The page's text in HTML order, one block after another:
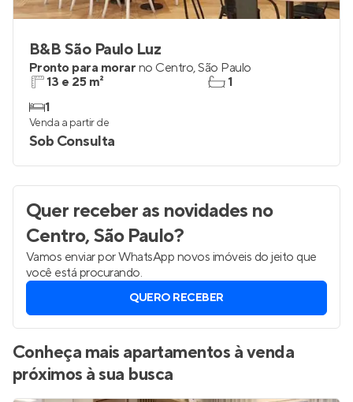
B&B São Paulo Luz
Pronto para morar no Centro,São Paulo
13 e 25 m²
1
1
Venda a partir de
Sob Consulta
Quer receber as novidades no
Centro, São Paulo?
Vamos enviar por WhatsApp novos imóveis do jeito que
você está procurando.
QUERO RECEBER
Conheça mais apartamentos à venda
próximos à sua busca